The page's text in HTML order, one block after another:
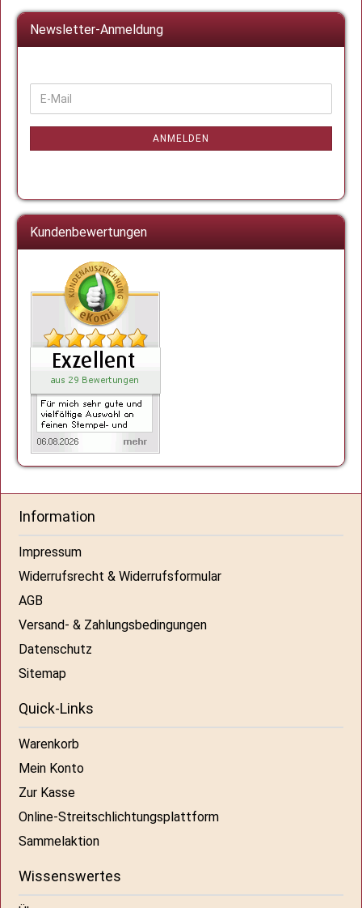
Newsletter-Anmeldung
WEITER
ZUR
NEWSLETTER-
E-
Mail
ANMELDEN
Kundenbewertungen
Information
Impressum
Widerrufsrecht & Widerrufsformular
AGB
Versand- & Zahlungsbedingungen
Datenschutz
Sitemap
Quick-Links
Warenkorb
Mein Konto
Zur Kasse
Online-Streitschlichtungsplattform
Sammelaktion
Wissenswertes